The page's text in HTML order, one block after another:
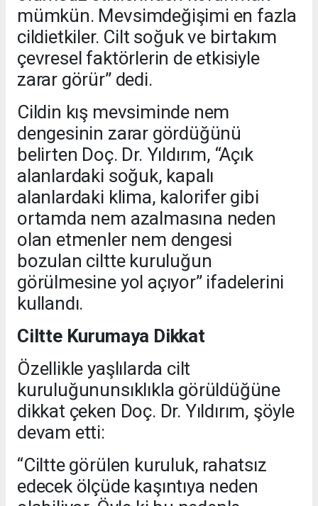
mümkün. Mevsimdeğişimi en fazla
cildietkiler. Cilt soğuk ve birtakım
çevresel faktörlerin de etkisiyle
zarar görür” dedi.
Cildin kış mevsiminde nem
dengesinin zarar gördüğünü
belirten Doç. Dr. Yıldırım, “Açık
alanlardaki soğuk, kapalı
alanlardaki klima, kalorifer gibi
ortamda nem azalmasına neden
olan etmenler nem dengesi
bozulan ciltte kuruluğun
görülmesine yol açıyor” ifadelerini
kullandı.
Ciltte Kurumaya Dikkat
Özellikle yaşlılarda cilt
kuruluğununsıklıkla görüldüğüne
dikkat çeken Doç. Dr. Yıldırım, şöyle
devam etti:
“Ciltte görülen kuruluk, rahatsız
edecek ölçüde kaşıntıya neden